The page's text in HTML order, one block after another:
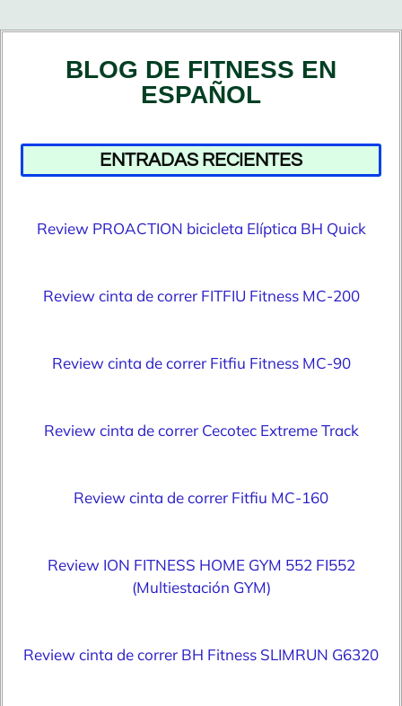
BLOG DE FITNESS EN
ESPAÑOL
ENTRADAS RECIENTES
Review PROACTION bicicleta Elíptica BH Quick
Review cinta de correr FITFIU Fitness MC-200
Review cinta de correr Fitfiu Fitness MC-90
Review cinta de correr Cecotec Extreme Track
Review cinta de correr Fitfiu MC-160
Review ION FITNESS HOME GYM 552 FI552
(Multiestación GYM)
Review cinta de correr BH Fitness SLIMRUN G6320